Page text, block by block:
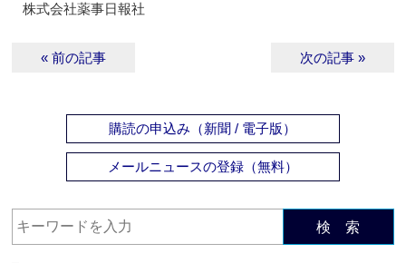
株式会社薬事日報社
« 前の記事 次の記事 »
購読の申込み（新聞 / 電子版）
メールニュースの登録（無料）
検 索